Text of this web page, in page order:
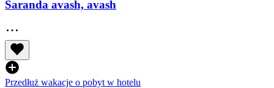
Saranda avash, avash
Przedłuż wakacje o pobyt w hotelu